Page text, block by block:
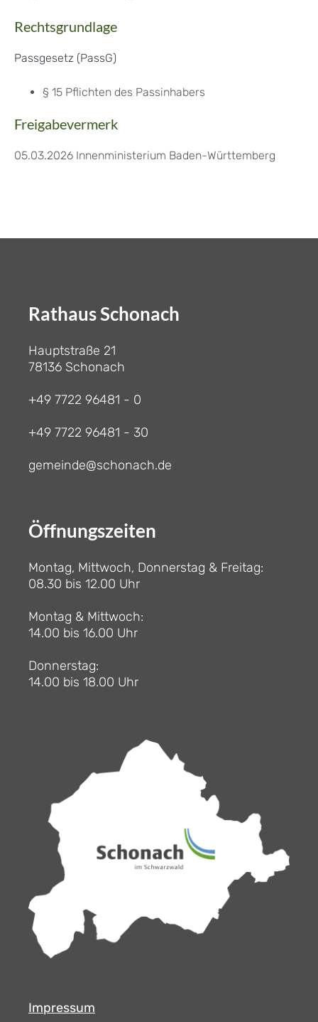
Rechtsgrundlage
Passgesetz (PassG)
§ 15 Pflichten des Passinhabers
Freigabevermerk
05.03.2026 Innenministerium Baden-Württemberg
Rathaus Schonach
Hauptstraße 21
78136 Schonach
+49 7722 96481 - 0
+49 7722 96481 - 30
gemeinde@schonach.de
Öffnungszeiten
Montag, Mittwoch, Donnerstag & Freitag:
08.30 bis 12.00 Uhr
Montag & Mittwoch:
14.00 bis 16.00 Uhr
Donnerstag:
14.00 bis 18.00 Uhr
Impressum